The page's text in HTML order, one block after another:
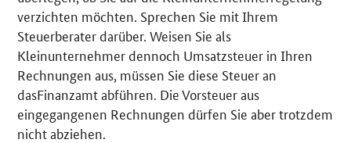
verzichten möchten. Sprechen Sie mit Ihrem
Steuerberater darüber. Weisen Sie als
Kleinunternehmer dennoch Umsatzsteuer in Ihren
Rechnungen aus, müssen Sie diese Steuer an
dasFinanzamt abführen. Die Vorsteuer aus
eingegangenen Rechnungen dürfen Sie aber trotzdem
nicht abziehen.